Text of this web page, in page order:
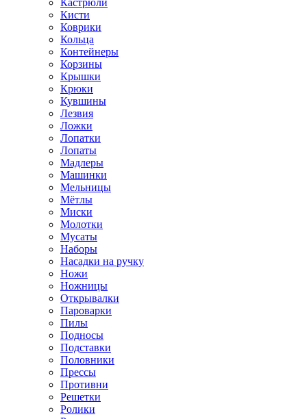
Кастрюли
Кисти
Коврики
Кольца
Контейнеры
Корзины
Крышки
Крюки
Кувшины
Лезвия
Ложки
Лопатки
Лопаты
Мадлеры
Машинки
Мельницы
Мётлы
Миски
Молотки
Мусаты
Наборы
Насадки на ручку
Ножи
Ножницы
Открывалки
Пароварки
Пилы
Подносы
Подставки
Половники
Прессы
Противни
Решетки
Ролики